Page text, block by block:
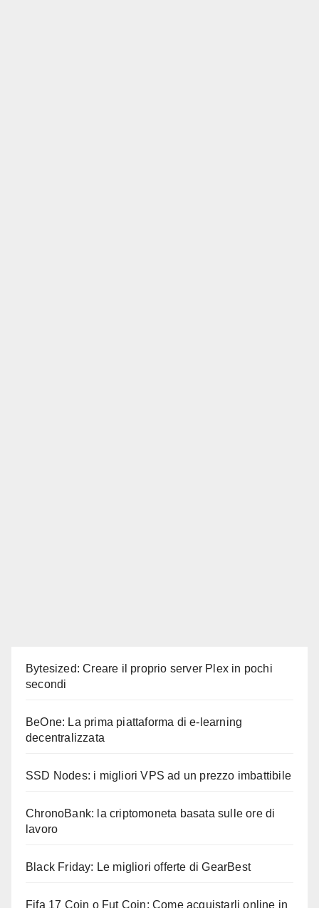
Bytesized: Creare il proprio server Plex in pochi
secondi
BeOne: La prima piattaforma di e-learning
decentralizzata
SSD Nodes: i migliori VPS ad un prezzo imbattibile
ChronoBank: la criptomoneta basata sulle ore di
lavoro
Black Friday: Le migliori offerte di GearBest
Fifa 17 Coin o Fut Coin: Come acquistarli online in